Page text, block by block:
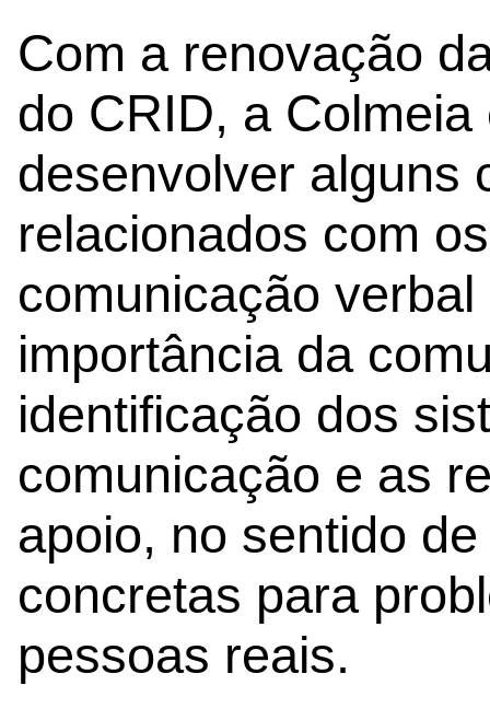
Com a renovação
do CRID, a
desenvolver alguns
relacionados com
comunicação
importância da
identificação dos
comunicação e as
apoio, no sentido
concretas para
pessoas reais.